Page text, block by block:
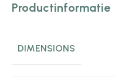
Productinformatie
DIMENSIONS